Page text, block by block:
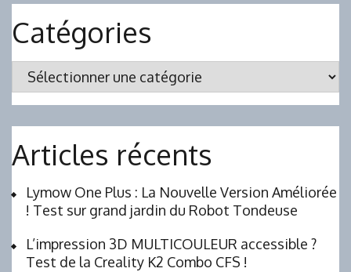
Catégories
Catégories
Articles récents
Lymow One Plus : La Nouvelle Version Améliorée
! Test sur grand jardin du Robot Tondeuse
L’impression 3D MULTICOULEUR accessible ?
Test de la Creality K2 Combo CFS !